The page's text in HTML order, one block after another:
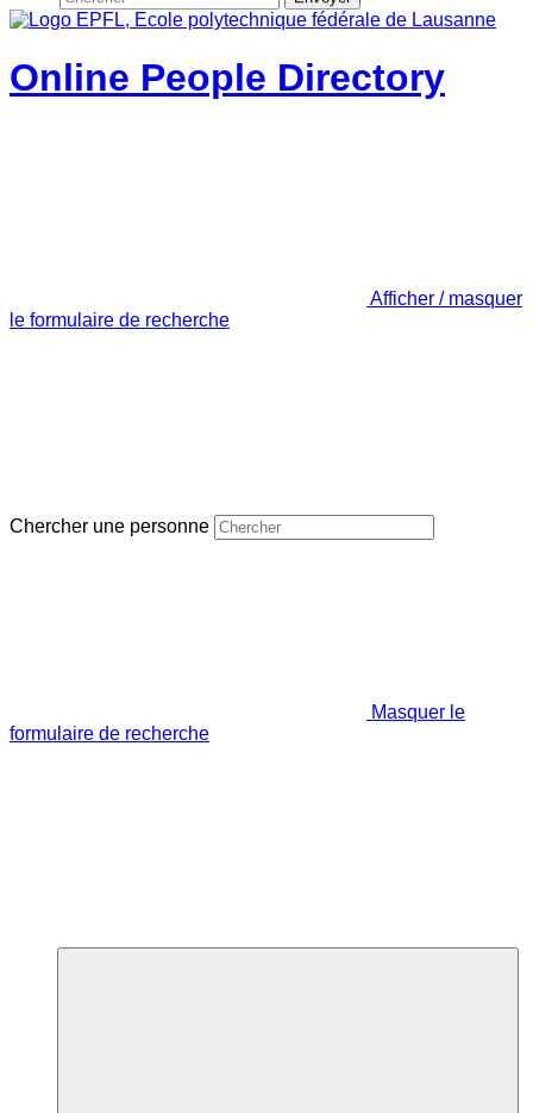
Online People Directory
Afficher / masquer
le formulaire de recherche
Chercher une personne
Masquer le
formulaire de recherche